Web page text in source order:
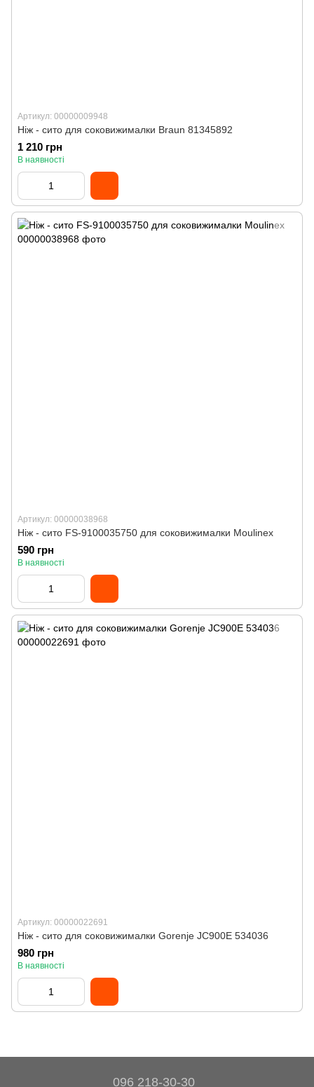
Артикул: 00000009948
Ніж - сито для соковижималки Braun 81345892
1 210 грн
В наявності
Артикул: 00000038968
Ніж - сито FS-9100035750 для соковижималки Moulinex
590 грн
В наявності
Артикул: 00000022691
Ніж - сито для соковижималки Gorenje JC900E 534036
980 грн
В наявності
096 218-30-30